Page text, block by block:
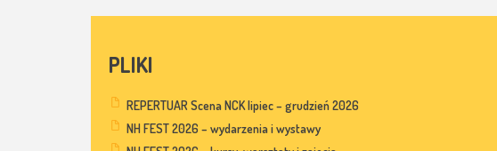
PLIKI
REPERTUAR Scena NCK lipiec – grudzień 2026
NH FEST 2026 – wydarzenia i wystawy